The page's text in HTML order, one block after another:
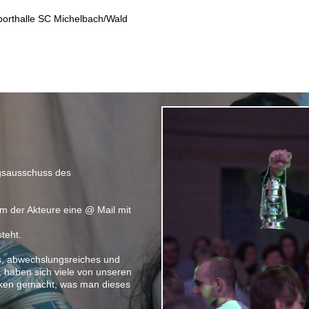
SC Michelbach/Wald
des
der Akteure eine @ Mail mit
abwechslungsreiches und
sich viele von unseren
gemacht, was man dieses